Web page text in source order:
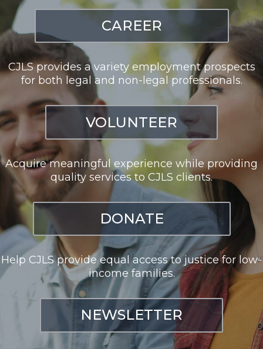
CAREER
CJLS provides a variety employment prospects
for both legal and non-legal professionals.
VOLUNTEER
Acquire meaningful experience while providing
quality services to CJLS clients.
DONATE
Help CJLS provide equal access to justice for low-
income families.
NEWSLETTER